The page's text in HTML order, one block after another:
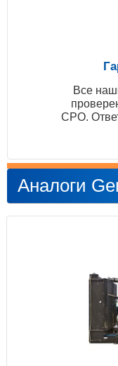
Все
СРО.
Аналоги